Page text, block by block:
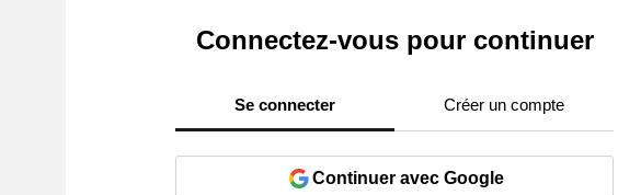
Connectez-vous pour continuer
Se connecter Créer un compte
Continuer avec Google